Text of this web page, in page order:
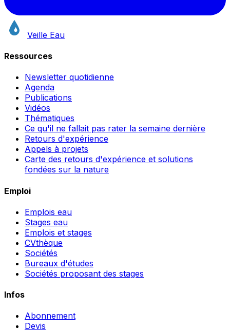
Veille Eau
Ressources
Newsletter quotidienne
Agenda
Publications
Vidéos
Thématiques
Ce qu'il ne fallait pas rater la semaine dernière
Retours d'expérience
Appels à projets
Carte des retours d'expérience et solutions
fondées sur la nature
Emploi
Emplois eau
Stages eau
Emplois et stages
CVthèque
Sociétés
Bureaux d'études
Sociétés proposant des stages
Infos
Abonnement
Devis